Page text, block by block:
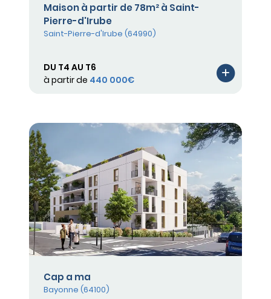
Maison à partir de 78m² à Saint-
Pierre-d'Irube
Saint-Pierre-d'Irube (64990)
DU T4 AU T6
à partir de 440 000€
Cap a ma
Bayonne (64100)